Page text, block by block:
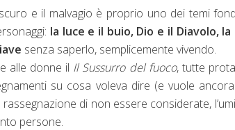
e il malvagio è proprio uno dei temi
la luce e il buio, Dio e il Diavolo,
senza saperlo, semplicemente vivendo.
alle donne il Il Sussurro del fuoco, tutte
su cosa voleva dire (e vuole
rassegnazione di non essere considerate,
persone.